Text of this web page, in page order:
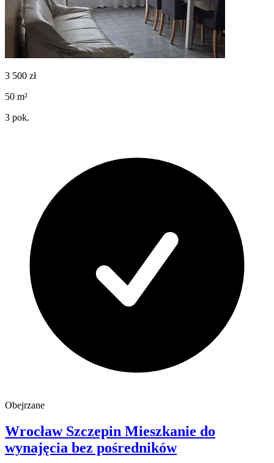
3 500 zł
50 m²
3 pok.
Obejrzane
Wrocław Szczepin Mieszkanie do
wynajęcia bez pośredników